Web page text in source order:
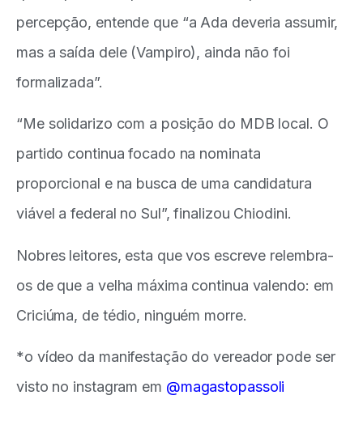
percepção, entende que “a Ada deveria assumir,
mas a saída dele (Vampiro), ainda não foi
formalizada”.
“Me solidarizo com a posição do MDB local. O
partido continua focado na nominata
proporcional e na busca de uma candidatura
viável a federal no Sul”, finalizou Chiodini.
Nobres leitores, esta que vos escreve relembra-
os de que a velha máxima continua valendo: em
Criciúma, de tédio, ninguém morre.
*o vídeo da manifestação do vereador pode ser
visto no instagram em @magastopassoli